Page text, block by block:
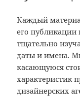
Каждый
его публикации
тщательно
даты и имена.
касающуюся
характеристик
дизайнерских